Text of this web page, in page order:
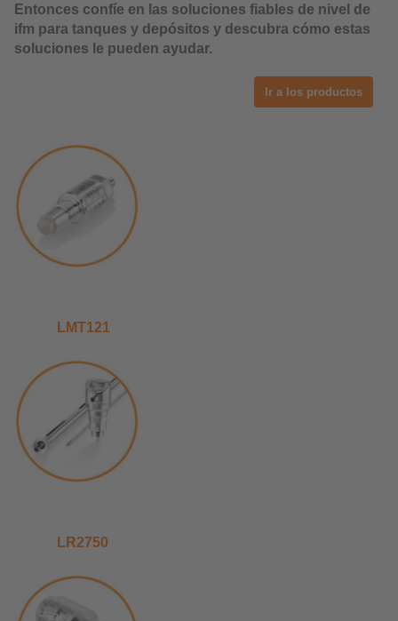
Entonces confíe en las soluciones fiables de nivel de
ifm para tanques y depósitos y descubra cómo estas
soluciones le pueden ayudar.
Ir a los productos
LMT121
LR2750